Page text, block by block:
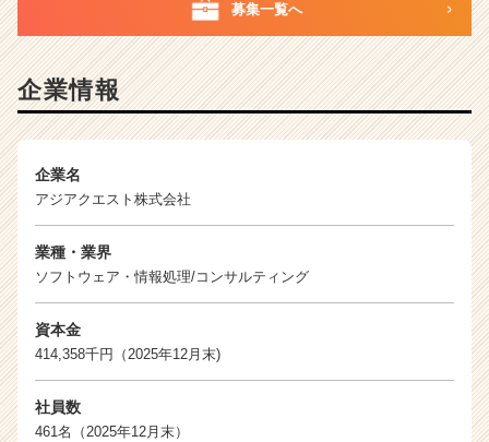
ベ
ン
業
カ
が
届
就
募集一覧へ
企業情報
企業名
アジアクエスト株式会社
業種・業界
ソフトウェア・情報処理/コンサルティング
資本金
414,358千円（2025年12月末)
社員数
461名（2025年12月末）